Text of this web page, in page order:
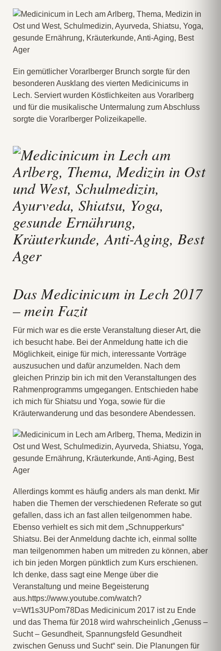
Ein gemütlicher Vorarlberger Brunch sorgte für den
besonderen Ausklang des vierten Medicinicums in
Lech. Serviert wurden Köstlichkeiten aus Vorarlberg
und für die musikalische Untermalung zum Abschluss
sorgte die Vorarlberger Polizeikapelle.
Das Medicinicum in Lech 2017
– mein Fazit
Für mich war es die erste Veranstaltung dieser Art, die
ich besucht habe. Bei der Anmeldung hatte ich die
Möglichkeit, einige für mich, interessante Vorträge
auszusuchen und dafür anzumelden. Nach dem
gleichen Prinzip bin ich mit den Veranstaltungen des
Rahmenprogramms umgegangen. Entschieden habe
ich mich für Shiatsu und Yoga, sowie für die
Kräuterwanderung und das besondere Abendessen.
Allerdings kommt es häufig anders als man denkt. Mir
haben die Themen der verschiedenen Referate so gut
gefallen, dass ich an fast allen teilgenommen habe.
Ebenso verhielt es sich mit dem „Schnupperkurs“
Shiatsu. Bei der Anmeldung dachte ich, einmal sollte
man teilgenommen haben um mitreden zu können, aber
ich bin jeden Morgen pünktlich zum Kurs erschienen.
Ich denke, dass sagt eine Menge über die
Veranstaltung und meine Begeisterung
aus.https://www.youtube.com/watch?
v=Wf1s3UPom78Das Medicinicum 2017 ist zu Ende
und das Thema für 2018 wird wahrscheinlich „Genuss –
Sucht – Gesundheit, Spannungsfeld Gesundheit
zwischen Genuss und Sucht“ sein. Die Planungen für